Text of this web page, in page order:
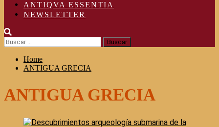
ANTIQVA ESSENTIA
NEWSLETTER
Buscar:
Home
ANTIGUA GRECIA
ANTIGUA GRECIA